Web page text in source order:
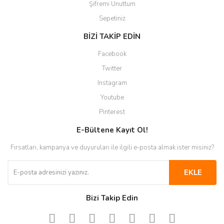
Şifremi Unuttum
Sepetiniz
BİZİ TAKİP EDİN
Facebook
Twitter
Instagram
Youtube
Pinterest
E-Bültene Kayıt Ol!
Fırsatları, kampanya ve duyuruları ile ilgili e-posta almak ister misiniz?
EKLE
Bizi Takip Edin